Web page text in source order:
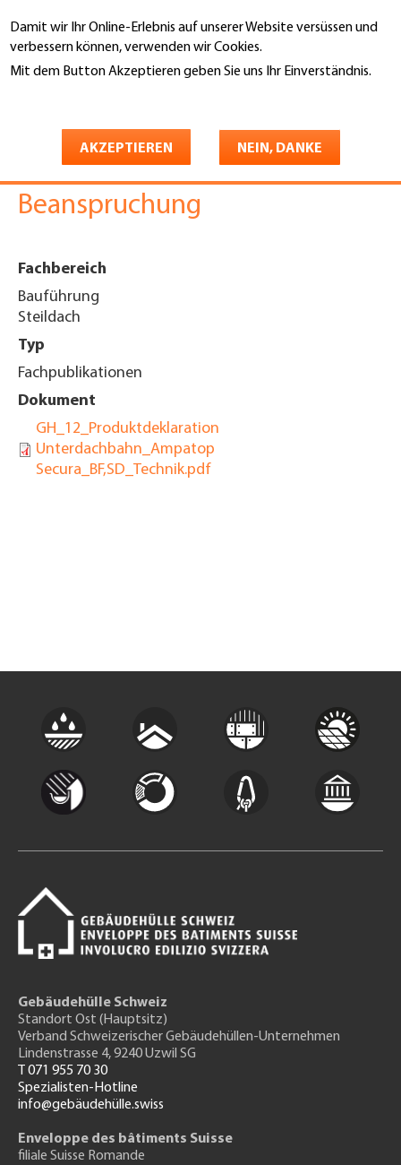
Damit wir Ihr Online-Erlebnis auf unserer Website versüssen und
verbessern können, verwenden wir Cookies.
Mit dem Button Akzeptieren geben Sie uns Ihr Einverständnis.
AKZEPTIEREN NEIN, DANKE
zum
Inhalt
Unterdachbahn Ampatop
Secura, Erhöhte
Beanspruchung
Fachbereich
Bauführung
Steildach
Typ
Fachpublikationen
Dokument
GH_12_Produktdeklaration
Unterdachbahn_Ampatop
Secura_BF,SD_Technik.pdf
Gebäudehülle Schweiz
Standort Ost (Hauptsitz)
Verband Schweizerischer Gebäudehüllen-Unternehmen
Lindenstrasse 4, 9240 Uzwil SG
T 071 955 70 30
Spezialisten-Hotline
info@gebäudehülle.swiss
Enveloppe des bâtiments Suisse
filiale Suisse Romande